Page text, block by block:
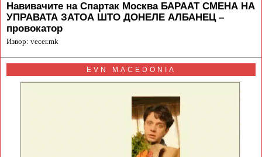
Навивачите на Спартак Москва БАРААТ СМЕНА НА
УПРАВАТА ЗАТОА ШТО ДОНЕЛЕ АЛБАНЕЦ –
провокатор
Извор: vecer.mk
EVN MACEDONIA